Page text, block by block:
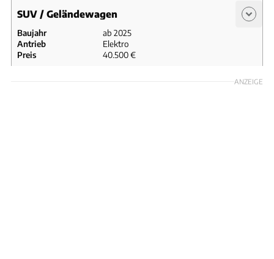
SUV / Geländewagen
Baujahr
ab 2025
Antrieb
Elektro
Preis
40.500 €
Renault Scénic E-Tech 170 Comfort Range (ab 2025)
ANZEIGE